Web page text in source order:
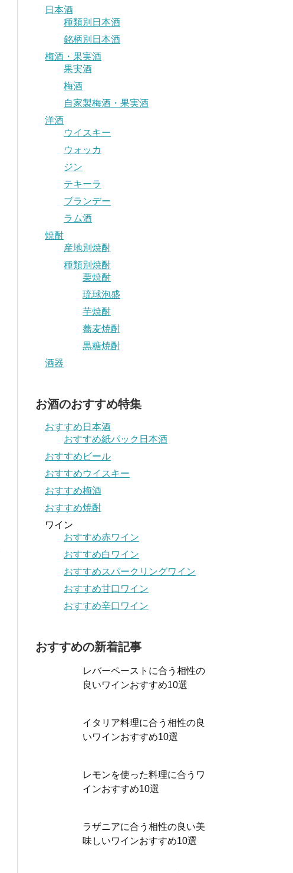
日本酒
種類別日本酒
銘柄別日本酒
梅酒・果実酒
果実酒
梅酒
自家製梅酒・果実酒
洋酒
ウイスキー
ウォッカ
ジン
テキーラ
ブランデー
ラム酒
焼酎
産地別焼酎
種類別焼酎
栗焼酎
琉球泡盛
芋焼酎
蕎麦焼酎
黒糖焼酎
酒器
お酒のおすすめ特集
おすすめ日本酒
おすすめ紙パック日本酒
おすすめビール
おすすめウイスキー
おすすめ梅酒
おすすめ焼酎
ワイン
おすすめ赤ワイン
おすすめ白ワイン
おすすめスパークリングワイン
おすすめ甘口ワイン
おすすめ辛口ワイン
おすすめの新着記事
レバーペーストに合う相性の
良いワインおすすめ10選
イタリア料理に合う相性の良
いワインおすすめ10選
レモンを使った料理に合うワ
インおすすめ10選
ラザニアに合う相性の良い美
味しいワインおすすめ10選